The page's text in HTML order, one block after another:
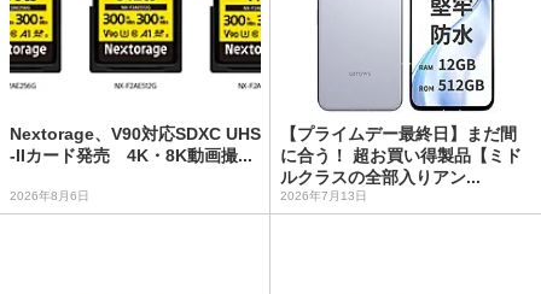
Nextorage、V90対応SDXC UHS
-IIカード発売 4K・8K動画撮...
2026年8月6日
【プライムデー最終日】まだ間
に合う！ 超お買い得製品【ミド
ルクラスの全部入りアン...
2026年7月13日